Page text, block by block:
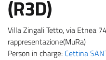
(R3D)
Villa Zingali Tetto, via Etnea
rappresentazione(MuRa)
Person in charge: Cettina